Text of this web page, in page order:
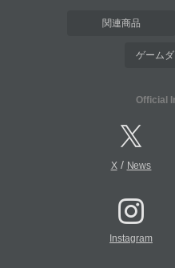
関連商品
ゲーム
Official
X/ News
Instagram